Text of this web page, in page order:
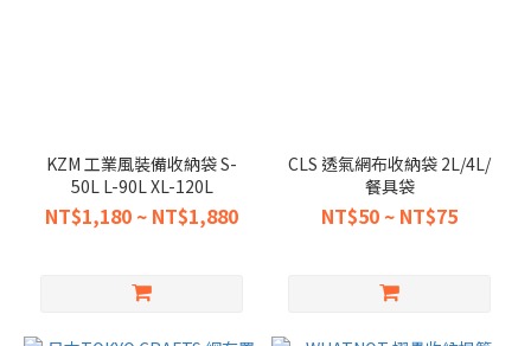
KZM 工業風裝備收納袋 S-
50L L-90L XL-120L
NT$1,180 ~ NT$1,880
CLS 透氣網布收納袋 2L/4L/
餐具袋
NT$50 ~ NT$75